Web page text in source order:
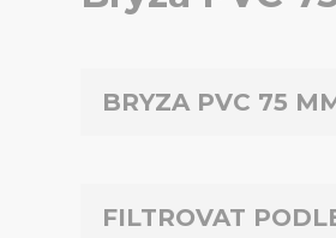
BRYZA PVC 75
FILTROVAT